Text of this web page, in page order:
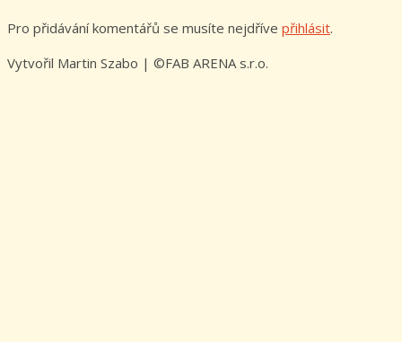
Pro přidávání komentářů se musíte nejdříve přihlásit.
Vytvořil Martin Szabo | ©FAB ARENA s.r.o.